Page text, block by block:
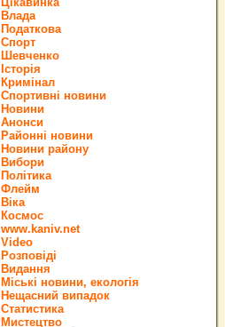
Влада
Податкова
Спорт
Шевченко
Історія
Кримінал
Спортивні новини
Новини
Анонси
Районні новини
Новини району
Вибори
Політика
Флейм
Віка
Космос
www.kaniv.net
Video
Розповіді
Видання
Міські новини, екологія
Нещасний випадок
Статистика
Мистецтво